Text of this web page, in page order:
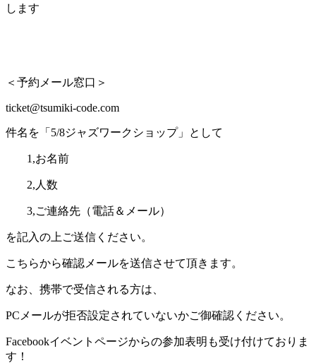
します
＜予約メール窓口＞
ticket@tsumiki-code.com
件名を「5/8ジャズワークショップ」として
1,お名前
2,人数
3,ご連絡先（電話＆メール）
を記入の上ご送信ください。
こちらから確認メールを送信させて頂きます。
なお、携帯で受信される方は、
PCメールが拒否設定されていないかご御確認ください。
Facebookイベントページからの参加表明も受け付けておりま
す！